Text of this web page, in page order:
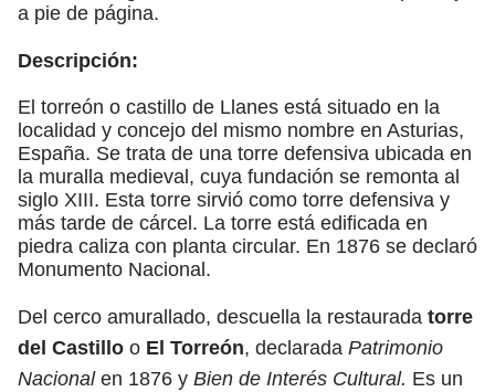
a pie de página.
Descripción:
El torreón o castillo de Llanes está situado en la
localidad y concejo del mismo nombre en Asturias,
España. Se trata de una torre defensiva ubicada en
la muralla medieval, cuya fundación se remonta al
siglo XIII. Esta torre sirvió como torre defensiva y
más tarde de cárcel. La torre está edificada en
piedra caliza con planta circular. En 1876 se declaró
Monumento Nacional.
Del cerco amurallado, descuella la restaurada torre
del Castillo o El Torreón, declarada Patrimonio
Nacionalen 1876 y Bien de Interés Cultural. Es un